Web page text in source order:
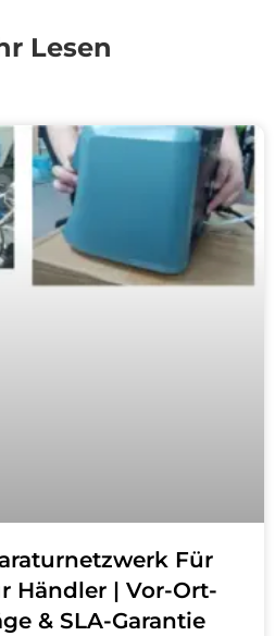
Lesen
Für
Händler | Vor-Ort-
& SLA-Garantie